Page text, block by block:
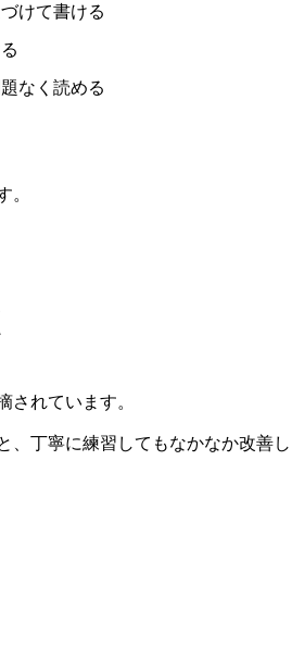
けて書ける
なく読める
。
れています。
、丁寧に練習してもなかなか改善し